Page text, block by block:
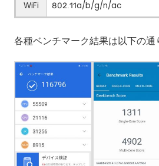
WiFi
802.11a/b/g/n/ac
各種ベンチマーク結果は以下の通